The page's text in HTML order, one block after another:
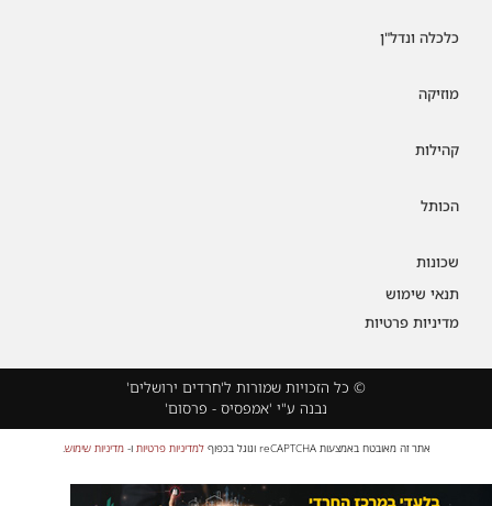
כלכלה ונדל"ן
מוזיקה
קהילות
הכותל
שכונות
תנאי שימוש
מדיניות פרטיות
© כל הזכויות שמורות ל'חרדים ירושלים'
נבנה ע"י 'אמפסיס - פרסום'
אתר זה מאובטח באמצעות reCAPTCHA וגוגל בכפוף למדיניות פרטיות ו-מדיניות שימוש.